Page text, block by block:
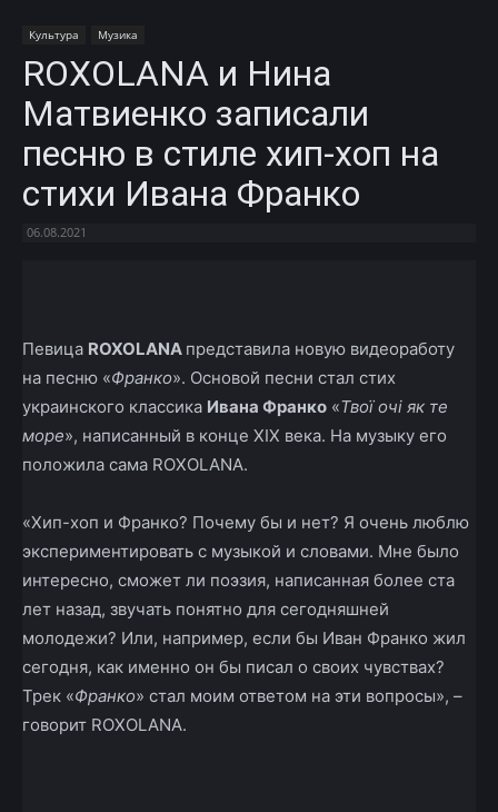
Культура Музика
ROXOLANA и Нина
Матвиенко записали
песню в стиле хип-хоп на
стихи Ивана Франко
06.08.2021
Певица ROXOLANA представила новую видеоработу
на песню «Франко». Основой песни стал стих
украинского классика Ивана Франко «Твої очі як те
море», написанный в конце XIX века. На музыку его
положила сама ROXOLANA.
«Хип-хоп и Франко? Почему бы и нет? Я очень люблю
экспериментировать с музыкой и словами. Мне было
интересно, сможет ли поэзия, написанная более ста
лет назад, звучать понятно для сегодняшней
молодежи? Или, например, если бы Иван Франко жил
сегодня, как именно он бы писал о своих чувствах?
Трек «Франко» стал моим ответом на эти вопросы», –
говорит ROXOLANA.